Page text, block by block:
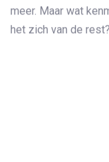
meer. Maar wat
het zich van de rest?